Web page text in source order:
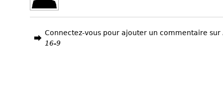
Connectez-vous pour ajouter un commentaire sur
16-9